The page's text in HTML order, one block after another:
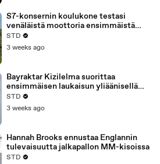
S7-konsernin koulukone testasi
venäläistä moottoria ensimmäistä
kertaa
STD
3 weeks ago
Bayraktar Kizilelma suorittaa
ensimmäisen laukaisun yliäänisellä
JET-230-ohjuksella
STD
3 weeks ago
Hannah Brooks ennustaa Englannin
tulevaisuutta jalkapallon MM-kisoissa
STD